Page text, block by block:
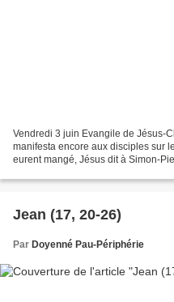
Vendredi 3 juin Evangile de Jésus-
manifesta encore aux disciples sur
eurent mangé, Jésus dit à Simon-
Jean (17, 20-26)
Par Doyenné Pau-Périphérie